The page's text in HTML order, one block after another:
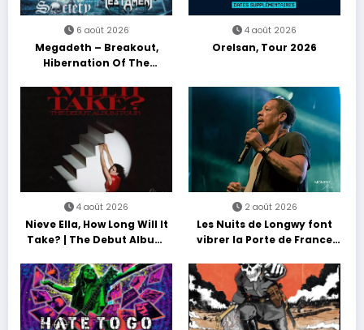
6 août 2026
Megadeth – Breakout,
Hibernation Of The
4 août 2026
Orelsan, Tour 2026
4 août 2026
Nieve Ella, How Long Will It
Take? | The Debut Album
2 août 2026
Les Nuits de Longwy font
vibrer la Porte de France
découvertes et énergie
reggae